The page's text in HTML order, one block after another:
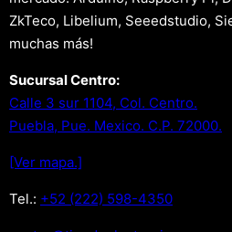
ZkTeco, Libelium, Seeedstudio,
muchas más!
Sucursal Centro:
Calle 3 sur 1104, Col. Centro.
Puebla, Pue. Mexico. C.P. 72000.
[Ver mapa.]
Tel.: +52 (222) 598-4350